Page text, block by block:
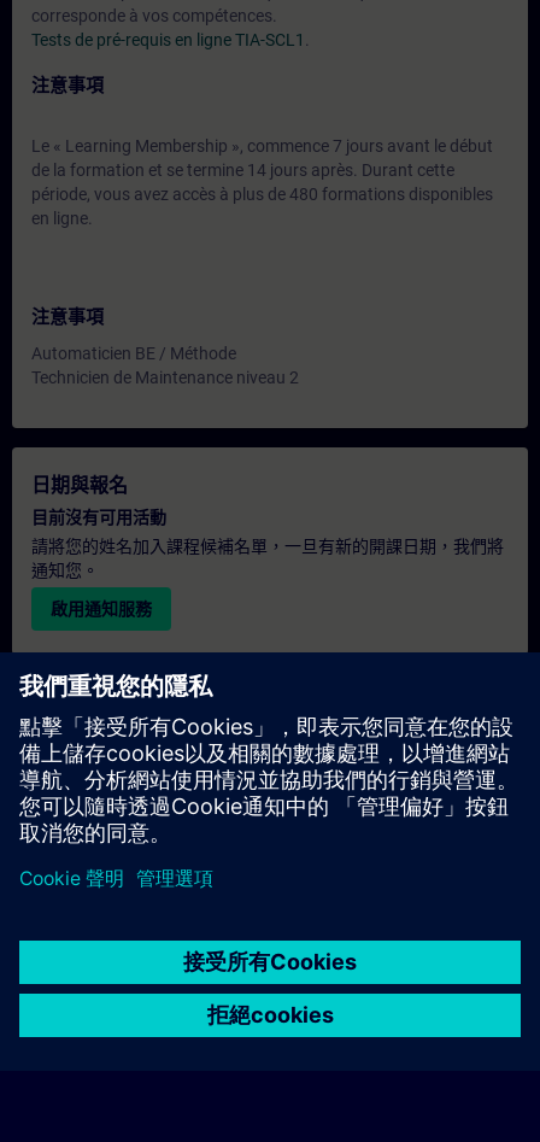
explore
corresponde à vos compétences.
Tests de pré-requis en ligne TIA-SCL1
注意事項
Le « Learning Membership », commence 7 jours avant le début
de la formation et se termine 14 jours après. Durant cette
période, vous avez accès à plus de 480 formations disponibles
en ligne.
注意事項
Automaticien BE / Méthode
Technicien de Maintenance niveau 2
日期與報名
目前沒有可用活動
請將您的姓名加入課程候補名單，一旦有新的開課日期，我們將
通知您。
啟用通知服務
個人化報價
若您需要此培訓課程的標準報價單（例如供採購部門使用），請
點擊下方連結。您需先提供一些個人資料，之後我們將透過電子
郵件寄送報價單給您。
提供報價